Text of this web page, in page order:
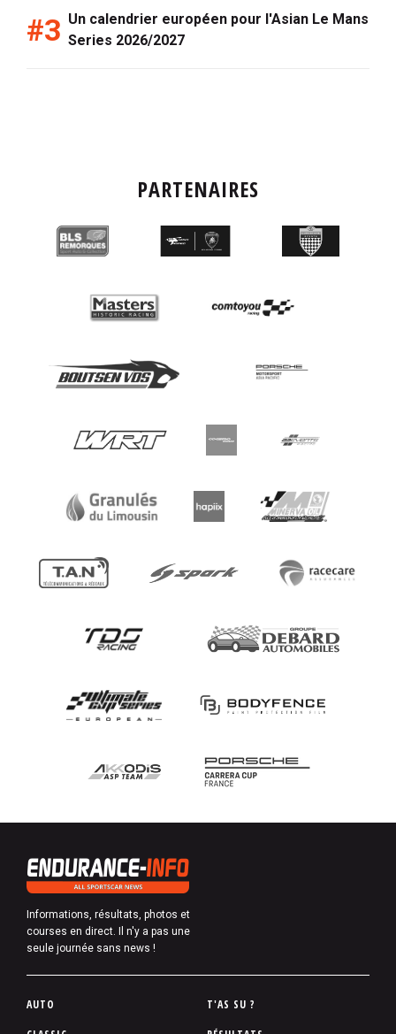
Un calendrier européen pour l'Asian Le Mans
Series 2026/2027
PARTENAIRES
Informations, résultats, photos et
courses en direct. Il n'y a pas une
seule journée sans news !
P
AUTO
T'AS SU ?